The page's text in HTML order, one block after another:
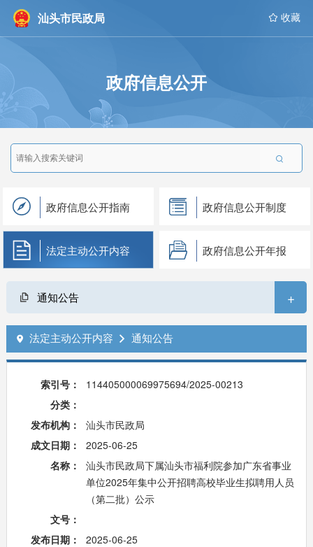
汕头市民政局  收藏
政府信息公开

政府信息公开指南 政府信息公开制度
法定主动公开内容 政府信息公开年报
通知公告 +
 法定主动公开内容  通知公告
索引号：
114405000069975694/2025-00213
分类：
发布机构：
汕头市民政局
成文日期：
2025-06-25
名称：
汕头市民政局下属汕头市福利院参加广东省事业
单位2025年集中公开招聘高校毕业生拟聘用人员
（第二批）公示
文号：
发布日期：
2025-06-25